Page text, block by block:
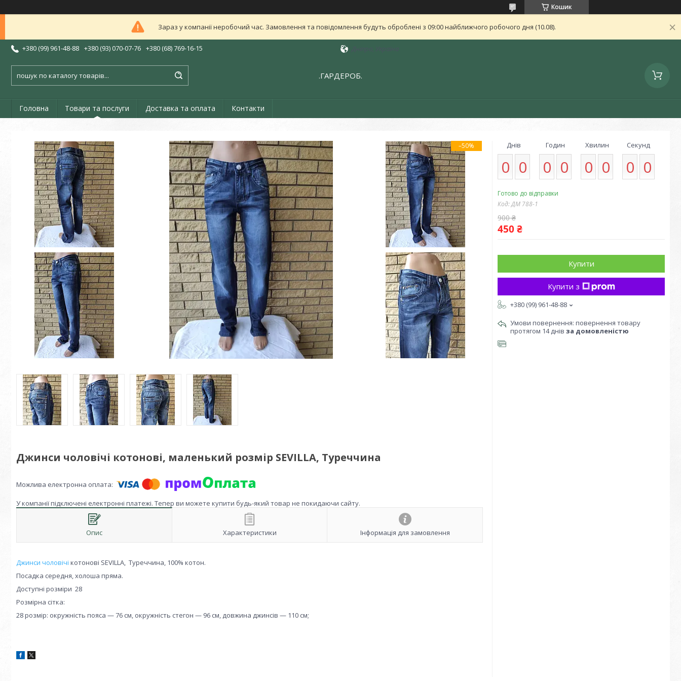
Кошик
Зараз у компанії неробочий час. Замовлення та повідомлення будуть оброблені з 09:00 найближчого робочого дня (10.08).
+380 (99) 961-48-88 +380 (93) 070-07-76 +380 (68) 769-16-15
.ГАРДЕРОБ.
Головна Товари та послуги Доставка та оплата Контакти
–50%
Джинси чоловічі котонові, маленький розмір SEVILLA, Туреччина
У компанії підключені електронні платежі. Тепер ви можете купити будь-який товар не покидаючи сайту.
Опис Характеристики Інформація для замовлення
Джинси чоловічі котонові SEVILLA, Туреччина, 100% котон.
Посадка середня, холоша пряма.
Доступні розміри 28
Розмірна сітка:
28 розмір: окружність пояса — 76 см, окружність стегон — 96 см, довжина джинсів — 110 см;
Днів
0 0
Годин
0 0
Хвилин
0 0
Секунд
0 0
Готово до відправки
Код:ДМ 788-1
900 ₴
450 ₴
Купити
Купити з
+380 (99) 961-48-88
повернення товару
протягом 14 днів за домовленістю